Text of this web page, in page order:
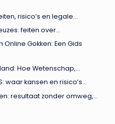
risico’s en legale…
feiten over…
Gokken: Een Gids
Hoe Wetenschap,…
waar kansen en risico’s…
resultaat zonder omweg,…